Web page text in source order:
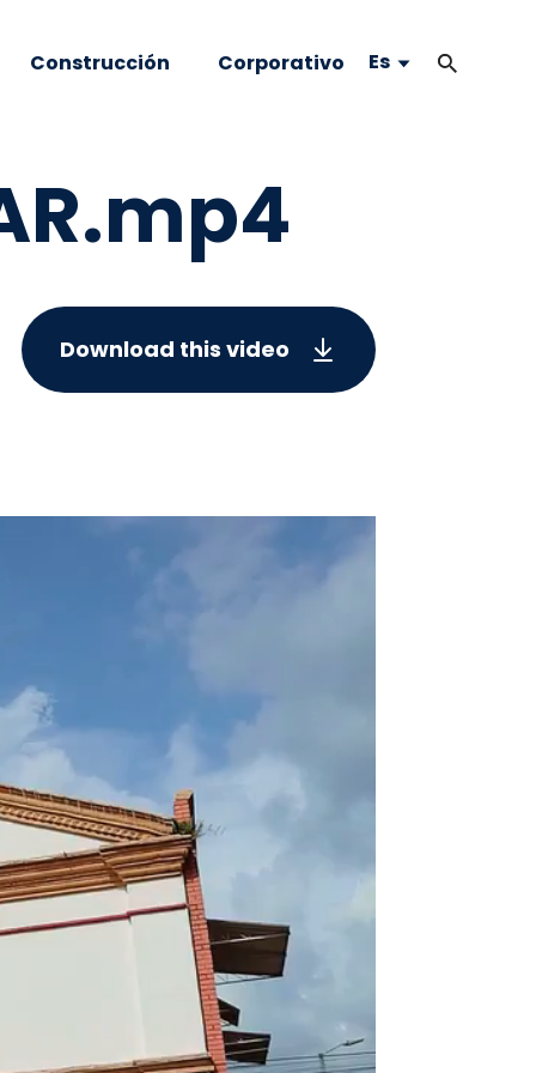
Construcción Corporativo Es
Download this video